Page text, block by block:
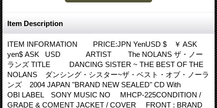
Item Description
ITEM INFORMATION PRICE:JPN YenUSD $ ￥ ASK
yen$ ASK USD ARTIST The NOLANS ザ・ノー
ランズ TITLE DANCING SISTER ~ THE BEST OF THE
NOLANS ダンシング・シスター~ザ・ベスト・オブ・ノーラ
ンズ 2004 JAPAN "BRAND NEW SEALED" CD With
OBI LABEL SONY MUSIC NO MHCP-225CONDITION /
GRADE & COMENT JACKET / COVER FRONT : BRAND